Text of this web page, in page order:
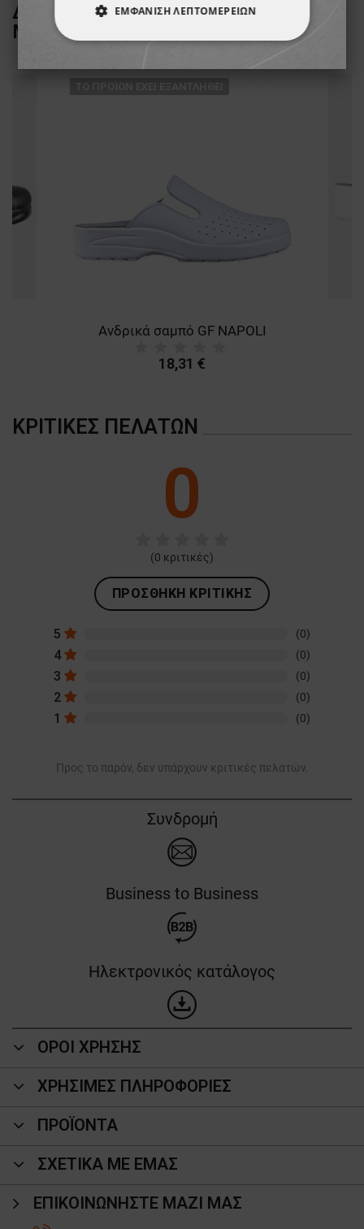
ΔΕΙΤΕ ΠΕΡΙΣΣΟΤΕΡΑ ΑΠΟ ΤΗ
ΜΑΡΚΑ
ТΟ ΠΡΟΪΌΝ ΈΧΕΙ ΕΞΑΝΤΛΗΘΕΊ
Ανδρικά σαμπό GF NAPOLI
18,31 €
ΚΡΙΤΙΚΈΣ ΠΕΛΑΤΏΝ
0
(0 κριτικές)
ΠΡΟΣΘΉΚΗ ΚΡΙΤΙΚΉΣ
5 (0)
4 (0)
3 (0)
2 (0)
1 (0)
Προς το παρόν, δεν υπάρχουν κριτικές πελατών.
Συνδρομή
Business to Business
Ηλεκτρονικός κατάλογος
ΟΡΟΙ ΧΡΗΣΗΣ
ΧΡΗΣΙΜΕΣ ΠΛΗΡΟΦΟΡΙΕΣ
ΠΡΟΪΌΝΤΑ
ΣΧΕΤΙΚΑ ΜΕ ΕΜΑΣ
ΕΠΙΚΟΙΝΩΝΉΣΤΕ ΜΑΖΊ ΜΑΣ
ΕΜΦΆΝΙΣΗ ΛΕΠΤΟΜΕΡΕΙΏΝ
ΑΠΟΛΎΤΩΣ ΑΠΑΡΑΊΤΗΤΑ
ΑΠΌΔΟΣΗΣ ΣΤΌΧΕΥΣΗΣ